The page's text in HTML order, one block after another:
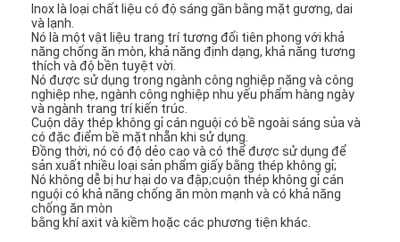
Inox là loại chất liệu có độ sáng gần bằng mặt gương, dai
và lạnh.
Nó là một vật liệu trang trí tương đối tiên phong với khả
năng chống ăn mòn, khả năng định dạng, khả năng tương
thích và độ bền tuyệt vời.
Nó được sử dụng trong ngành công nghiệp nặng và công
nghiệp nhẹ, ngành công nghiệp nhu yếu phẩm hàng ngày
và ngành trang trí kiến ​​trúc.
Cuộn dây thép không gỉ cán nguội có bề ngoài sáng sủa và
có đặc điểm bề mặt nhẵn khi sử dụng.
Đồng thời, nó có độ dẻo cao và có thể được sử dụng để
sản xuất nhiều loại sản phẩm giấy bằng thép không gỉ;
Nó không dễ bị hư hại do va đập;cuộn thép không gỉ cán
nguội có khả năng chống ăn mòn mạnh và có khả năng
chống ăn mòn
bằng khí axit và kiềm hoặc các phương tiện khác.